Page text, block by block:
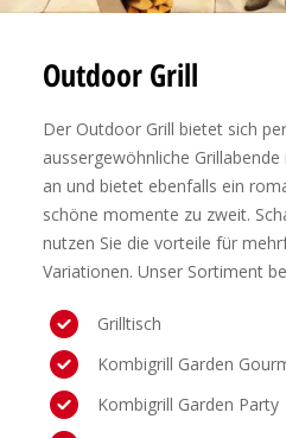
Outdoor Grill
Der Outdoor Grill bietet sich
aussergewöhnliche
an und bietet ebenfalls ein
schöne momente zu zweit.
nutzen Sie die vorteile für
Variationen. Unser Sortiment
Grilltisch
Kombigrill Garden
Kombigrill Garden Party